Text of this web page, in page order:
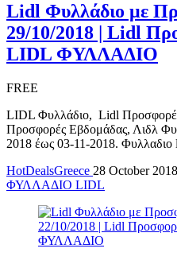
Lidl Φυλλάδιο με
29/10/2018 | Lidl
LIDL ΦΥΛΛΑΔΙΟ
FREE
LIDL Φυλλάδιο, Lidl
Προσφορές Εβδομάδας, Λιδλ
2018 έως 03-11-2018.
HotDealsGreece 28 October 2018
ΦΥΛΛΑΔΙΟ LIDL